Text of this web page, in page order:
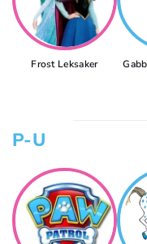
Frost Leksaker
P-U